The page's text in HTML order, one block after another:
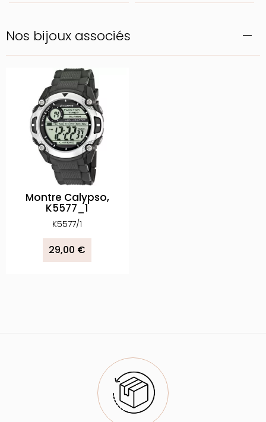
Nos bijoux associés
Montre Calypso,
K5577_1
K5577/1
29,00 €